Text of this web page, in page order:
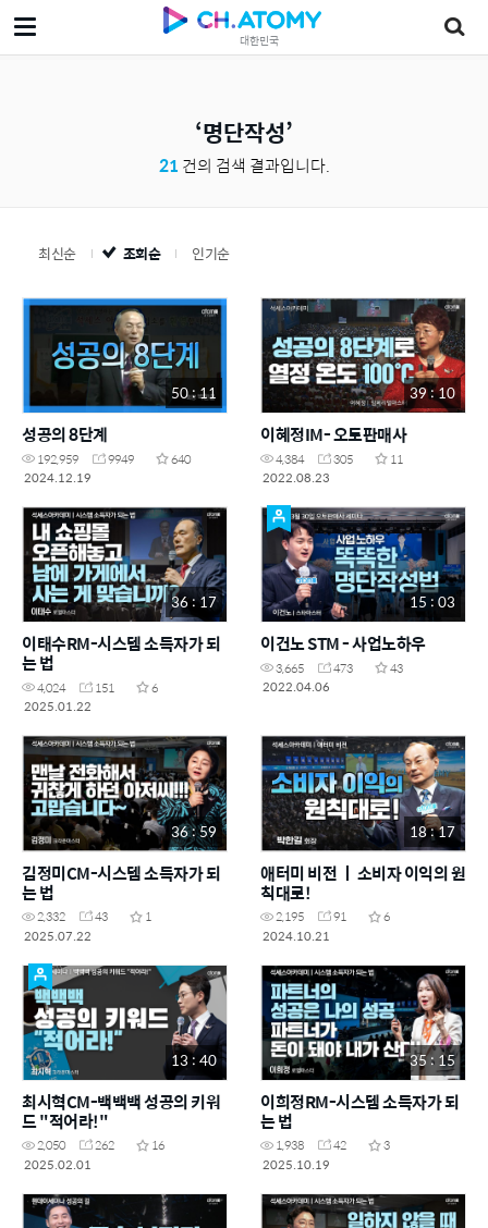
대한민국
명단작성
21 건의 검색 결과입니다.
최신순 조회순 인기순
50 : 11
성공의 8단계
192,959 9949
640
2024.12.19
39 : 10
이혜정IM- 오토판매사
4,384 305
11
2022.08.23
36 : 17
이태수RM-시스템 소득자가 되
는 법
4,024 151
6
2025.01.22
15 : 03
이건노 STM - 사업노하우
3,665 473
43
2022.04.06
36 : 59
김정미CM-시스템 소득자가 되
는 법
2,332 43
1
2025.07.22
18 : 17
애터미 비전 ㅣ 소비자 이익의 원
칙대로!
2,195 91
6
2024.10.21
13 : 40
최시혁CM-백백백 성공의 키워
드 "적어라!"
2,050 262
16
2025.02.01
35 : 15
이희정RM-시스템 소득자가 되
는 법
1,938 42
3
2025.10.19